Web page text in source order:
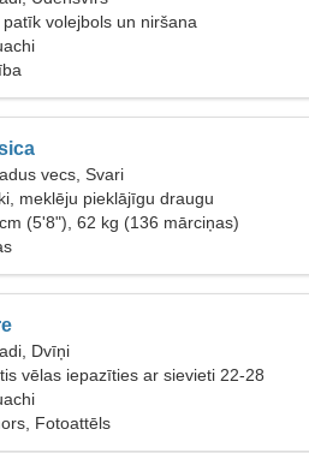
patīk volejbols un niršana
vecs, Svari
meklēju pieklājīgu draugu
(5'8"), 62 kg (136 mārciņas)
Dvīņi
vēlas iepazīties ar sievieti 22-28
Fotoattēls